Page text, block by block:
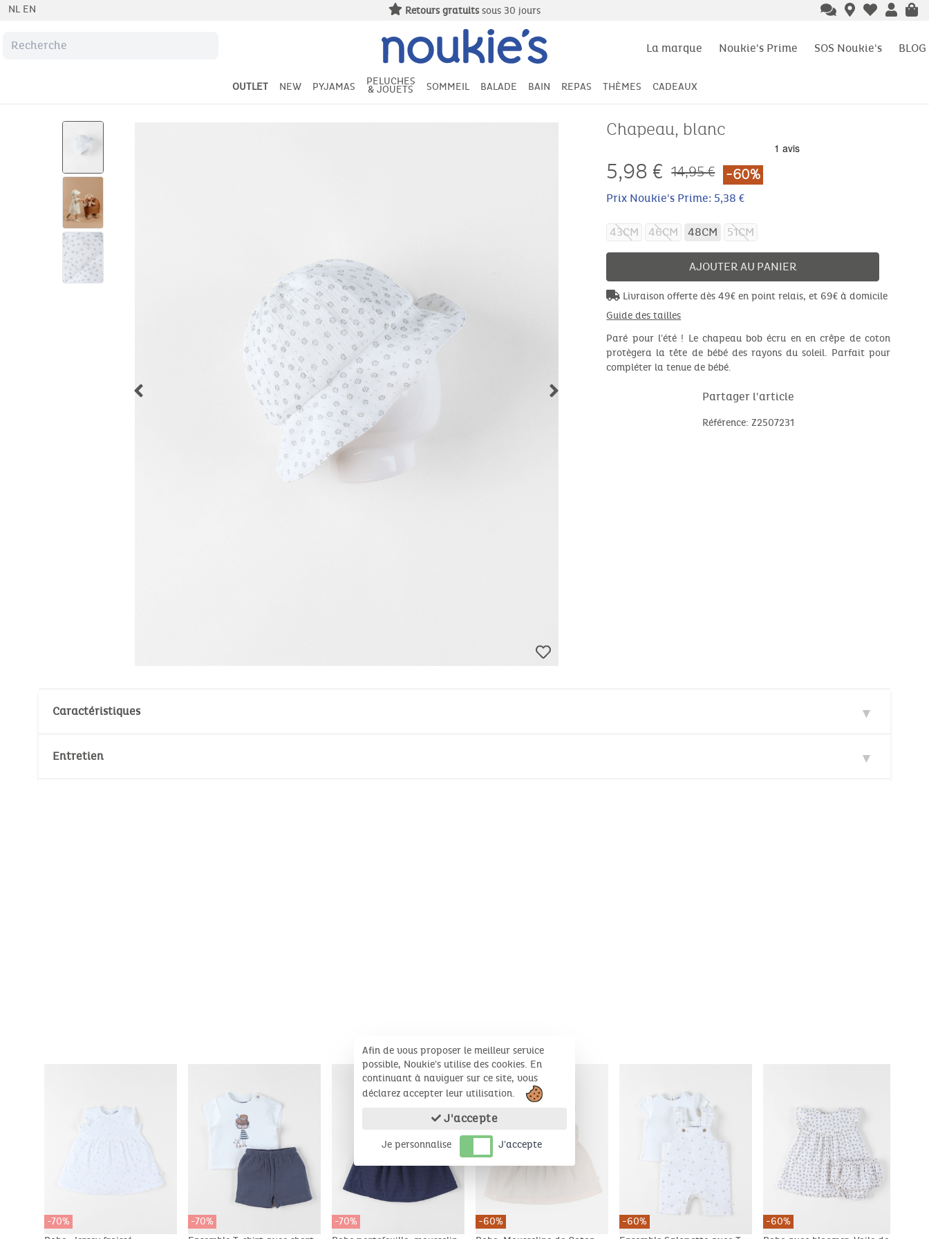
NL EN Retours gratuitssous 30 jours
La marque Noukie's Prime SOS Noukie's BLOG
OUTLET NEW PYJAMAS PELUCHES
& JOUETS SOMMEIL BALADE BAIN REPAS THÈMES CADEAUX
Chapeau, blanc
5,98 € 14,95 € -60%
Prix Noukie's Prime: 5,38 €
43CM 46CM 48CM 51CM
AJOUTER AU PANIER
Livraison offerte dès 49€ en point relais, et 69€ à domicile
Guide des tailles
Paré pour l'été ! Le chapeau bob écru en en crêpe de coton
protègera la tête de bébé des rayons du soleil. Parfait pour
compléter la tenue de bébé.
Partager l'article
Référence: Z2507231
Caractéristiques
Entretien
PRODUITS COMPLÉMENTAIRES
-70%
-70%
-70%
-60%
-60%
-60%
Afin de vous proposer le meilleur service
possible, Noukie's utilise des cookies. En
continuant à naviguer sur ce site, vous
déclarez accepter leur utilisation.
J'accepte
Je personnalise J'accepte